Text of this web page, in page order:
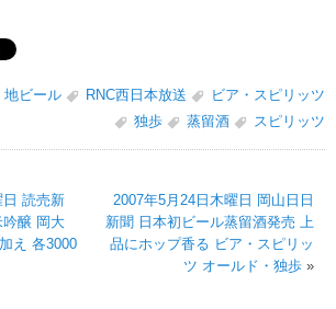
地ビール RNC西日本放送
ビア・スピリッツ
独歩
蒸留酒 スピリッツ
日 読売新
醸 岡大
え 各3000
2007年5月24日木曜日 岡山日日
新聞 日本初ビール蒸留酒発売 上
品にホップ香る ビア・スピリッ
ツ オールド・独歩 »